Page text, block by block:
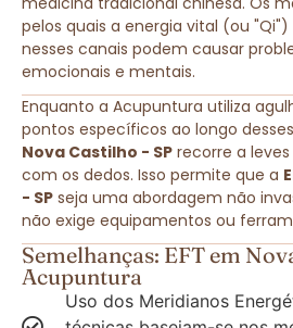
pelos quais a energia vital (ou
nesses canais podem causar
emocionais e mentais.
Enquanto a Acupuntura utiliza
pontos específicos ao longo
Nova Castilho - SP recorre a
com os dedos. Isso permite que a
- SP seja uma abordagem não
não exige equipamentos ou
Semelhanças: EFT em
Acupuntura
Uso dos Meridianos